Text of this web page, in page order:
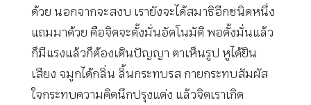
ด้วย นอกจากจะสงบ เรายังจะได้สมาธิอีกชนิดหนึ่ง
แถมมาด้วย คือจิตจะตั้งมั่นอัตโนมัติ พอตั้งมั่นแล้ว
ก็มีแรงแล้วก็ต้องเดินปัญญา ตาเห็นรูป หูได้ยิน
เสียง จมูกได้กลิ่น ลิ้นกระทบรส กายกระทบสัมผัส
ใจกระทบความคิดนึกปรุงแต่ง แล้วจิตเราเกิด